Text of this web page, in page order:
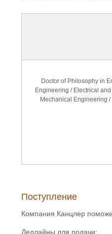
Doctor of Philosophy in
Engineering / Electrical
Mechanical Engineering
Поступление
Компания Канцлер
Дедлайны для подачи: